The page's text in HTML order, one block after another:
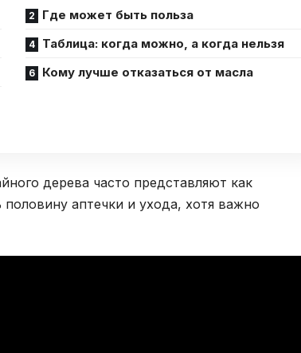
Где может быть польза
Таблица: когда можно, а когда нельзя
Кому лучше отказаться от масла
дерева часто представляют как
аптечки и ухода, хотя важно